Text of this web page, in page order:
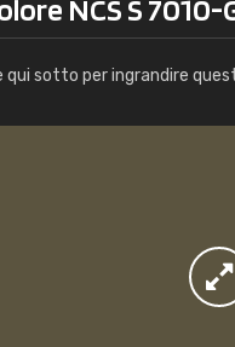
NCS S 7010-
qui sotto per ingrandire